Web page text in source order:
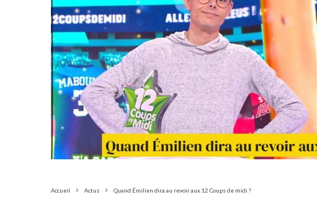
Accueil Actus Quand Émilien dira au revoir aux 12 Coups de midi ?